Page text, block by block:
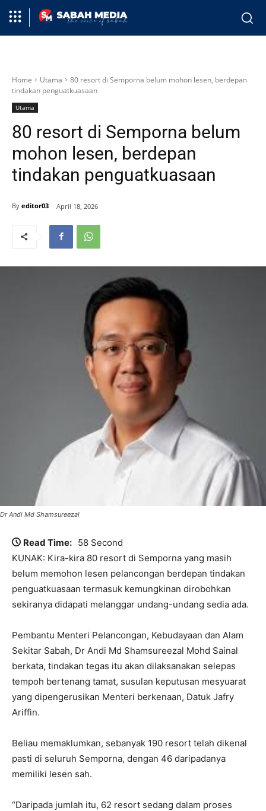
Home Utama
80 resort di Semporna belum mohon lesen, berdepan
tindakan penguatkuasaan
Utama
80 resort di Semporna belum
mohon lesen, berdepan
tindakan penguatkuasaan
By editor03 April 18, 2026
Dr Andi Md Shamsureezal
Read Time: 58 Second
KUNAK: Kira-kira 80 resort di Semporna yang masih
belum memohon lesen pelancongan berdepan tindakan
penguatkuasaan termasuk kemungkinan dirobohkan
sekiranya didapati melanggar undang-undang sedia ada.
Pembantu Menteri Pelancongan, Kebudayaan dan Alam
Sekitar Sabah, Dr Andi Md Shamsureezal Mohd Sainal
berkata, tindakan tegas itu akan dilaksanakan selepas
tempoh bertenang tamat, susulan keputusan mesyuarat
yang dipengerusikan Menteri berkenaan, Datuk Jafry
Ariffin.
Beliau memaklumkan, sebanyak 190 resort telah dikenal
pasti di seluruh Semporna, dengan 46 daripadanya
memiliki lesen sah.
“Daripada jumlah itu, 62 resort sedang dalam proses